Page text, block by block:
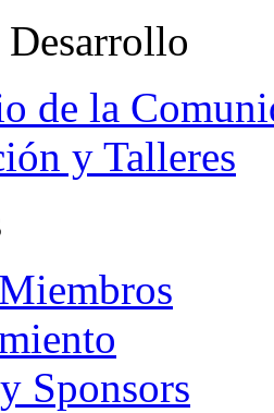
de la
y Talleres
Sponsors